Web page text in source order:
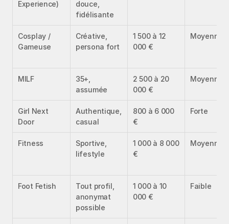
Experience)
douce,
fidélisante
Cosplay /
Gameuse
Créative,
persona fort
1 500 à 12
000 €
Moyenne
MILF
35+,
assumée
2 500 à 20
000 €
Moyenne
Girl Next
Door
Authentique,
casual
800 à 6 000
€
Forte
Fitness
Sportive,
lifestyle
1 000 à 8 000
€
Moyenne
Foot Fetish
Tout profil,
anonymat
possible
1 000 à 10
000 €
Faible